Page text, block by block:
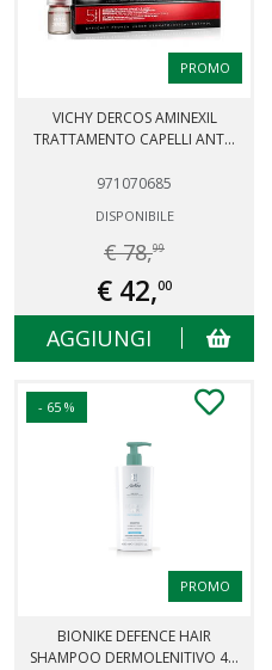
PROMO
VICHY DERCOS AMINEXIL
TRATTAMENTO CAPELLI ANT...
971070685
DISPONIBILE
€ 78,99
€ 42,00
AGGIUNGI
- 65 %
PROMO
BIONIKE DEFENCE HAIR
SHAMPOO DERMOLENITIVO 4...